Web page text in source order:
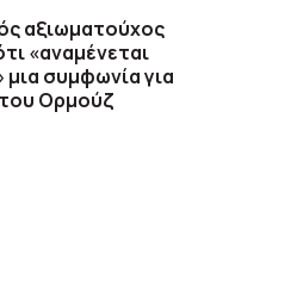
αξιωματούχος
«αναμένεται
συμφωνία για
Ορμούζ